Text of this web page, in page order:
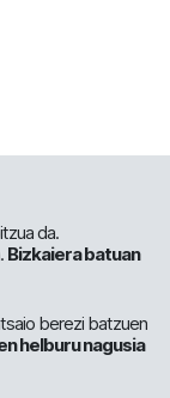
da.
Bizkaiera batuan
berezi batzuen
helburu nagusia